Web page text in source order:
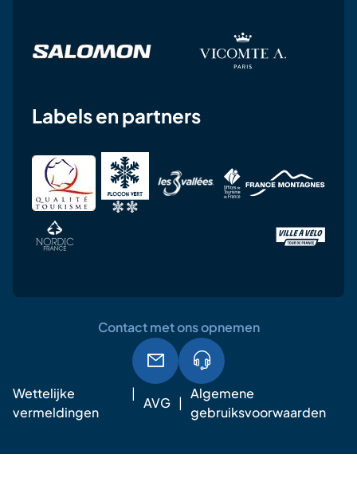
Labels en partners
Wettelijke
vermeldingen
AVG
Algemene
gebruiksvoorwaarden
Contact met ons opnemen